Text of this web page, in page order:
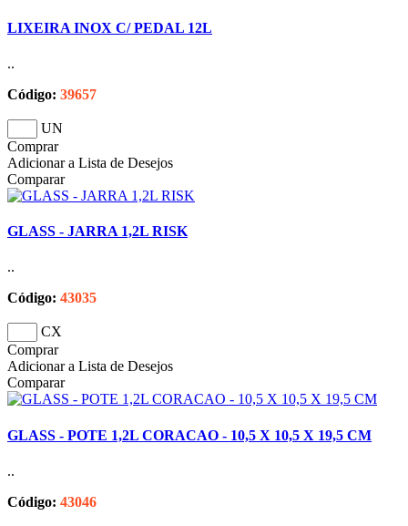
LIXEIRA INOX C/ PEDAL 12L
..
Código: 39657
UN
Comprar
Adicionar a Lista de Desejos
Comparar
GLASS - JARRA 1,2L RISK
..
Código: 43035
CX
Comprar
Adicionar a Lista de Desejos
Comparar
GLASS - POTE 1,2L CORACAO - 10,5 X 10,5 X 19,5 CM
..
Código: 43046